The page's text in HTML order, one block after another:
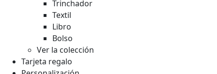
Trinchador
Textil
Libro
Bolso
Ver la colección
Tarjeta regalo